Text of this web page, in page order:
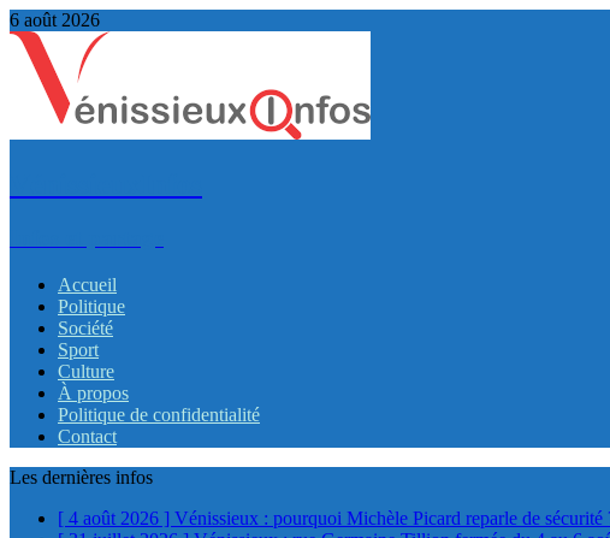
6 août 2026
Accueil
Politique
Société
Sport
Culture
À propos
Politique de confidentialité
Contact
Les dernières infos
[ 4 août 2026 ] Vénissieux : pourquoi Michèle Picard reparle de sécurité